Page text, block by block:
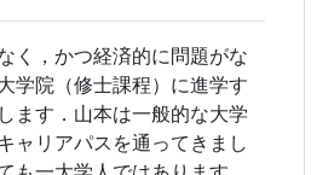
く，かつ経済的に問題がな
学院（修士課程）に進学す
ます．山本は一般的な大学
ャリアパスを通ってきまし